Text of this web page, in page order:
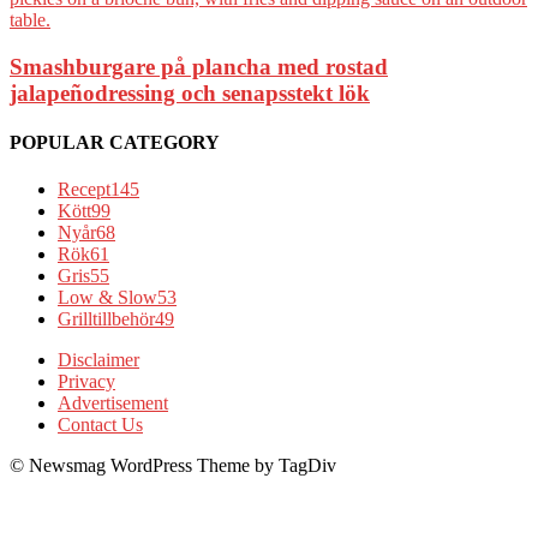
Smashburgare på plancha med rostad
jalapeñodressing och senapsstekt lök
POPULAR CATEGORY
Recept145
Kött99
Nyår68
Rök61
Gris55
Low & Slow53
Grilltillbehör49
Disclaimer
Privacy
Advertisement
Contact Us
© Newsmag WordPress Theme by TagDiv